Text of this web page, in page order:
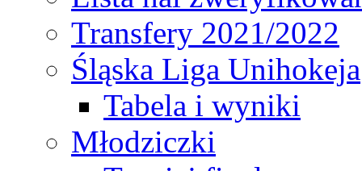
Transfery 2021/2022
Śląska Liga Unihokeja
Tabela i wyniki
Młodziczki